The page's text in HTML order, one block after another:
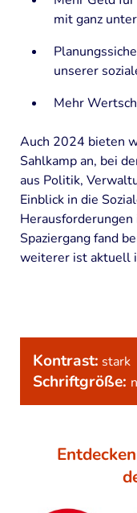
mit ganz
unserer
Mehr
Auch 2024 bieten
Sahlkamp an, bei
aus Politik,
Einblick in die
Spaziergang fand
weiterer ist aktuell
Kontrast: stark
Schriftgröße: